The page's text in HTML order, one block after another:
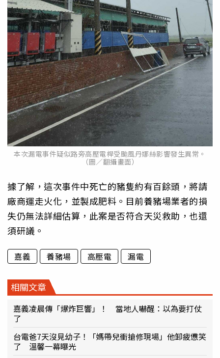
本次漏電事件疑似路旁高壓電桿受颱風丹娜絲影響發生異常。
（圖／翻攝畫面）
據了解，這次事件中死亡的豬隻約有百餘頭，將請
廠商運走火化，並製成肥料。目前養豬場業者的損
失仍無法詳細估算，此案是否符合天災救助，也還
須研議。
嘉義 養豬場 高壓電 漏電
相關文章
嘉義凌晨傳「爆炸巨響」！ 當地人嚇醒：以為要打仗
了
台電爸7天沒見幼子！「媽帶兒衝搶修現場」他卸疲憊笑
了 溫馨一幕曝光